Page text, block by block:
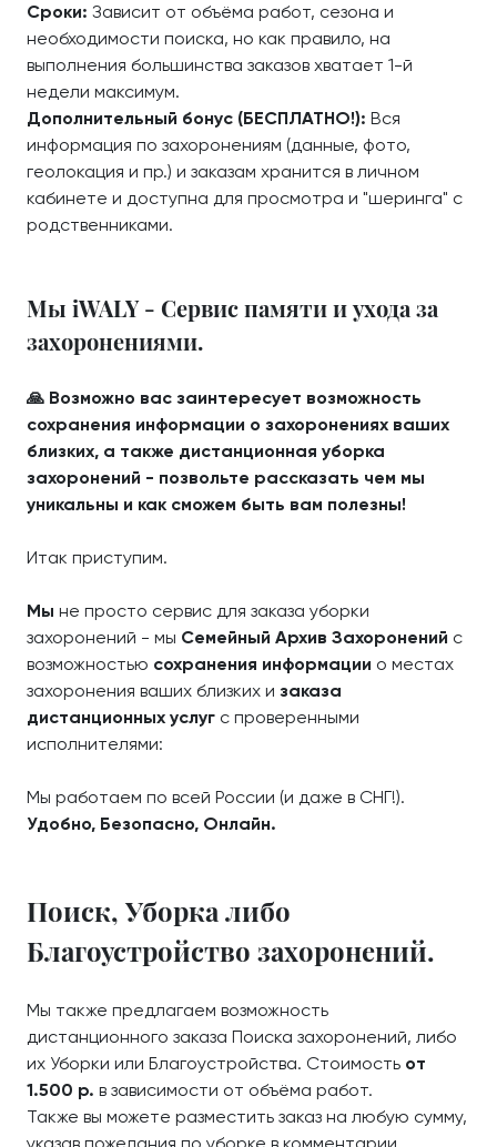
Сроки: Зависит от объёма работ, сезона и
необходимости поиска, но как правило, на
выполнения большинства заказов хватает 1-й
недели максимум.
Дополнительный бонус (БЕСПЛАТНО!): Вся
информация по захоронениям (данные, фото,
геолокация и пр.) и заказам хранится в личном
кабинете и доступна для просмотра и "шеринга" с
родственниками.
Мы iWALY - Сервис памяти и ухода за
захоронениями.
🙏 Возможно вас заинтересует возможность
сохранения информации о захоронениях ваших
близких, а также дистанционная уборка
захоронений - позвольте рассказать чем мы
уникальны и как сможем быть вам полезны!
Итак приступим.
Мы не просто сервис для заказа уборки
захоронений - мы Семейный Архив Захоронений с
возможностью сохранения информации о местах
захоронения ваших близких и заказа
дистанционных услуг с проверенными
исполнителями:
Мы работаем по всей России (и даже в СНГ!).
Удобно, Безопасно, Онлайн.
Поиск, Уборка либо
Благоустройство захоронений.
Мы также предлагаем возможность
дистанционного заказа Поиска захоронений, либо
их Уборки или Благоустройства. Стоимость от
1.500 р. в зависимости от объёма работ.
Также вы можете разместить заказ на любую сумму,